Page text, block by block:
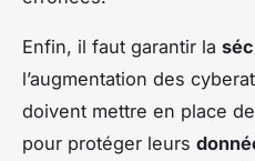
Enfin, il faut garantir la
l’augmentation des
doivent mettre en place
pour protéger leurs